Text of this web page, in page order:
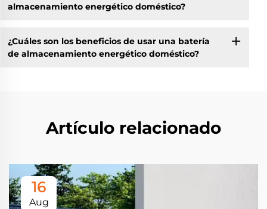
almacenamiento energético doméstico?
¿Cuáles son los beneficios de usar una batería
de almacenamiento energético doméstico?
Artículo relacionado
16
Aug